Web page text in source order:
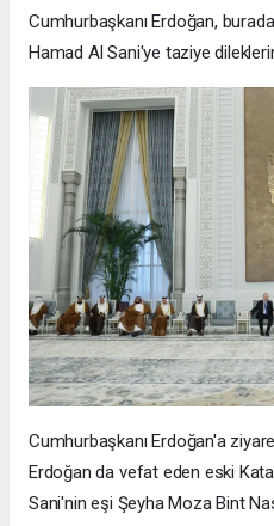
Cumhurbaşkanı Erdoğan,
Hamad Al Sani'ye taziye
Cumhurbaşkanı Erdoğan'a
Erdoğan da vefat eden eski
Sani'nin eşi Şeyha Moza Bint